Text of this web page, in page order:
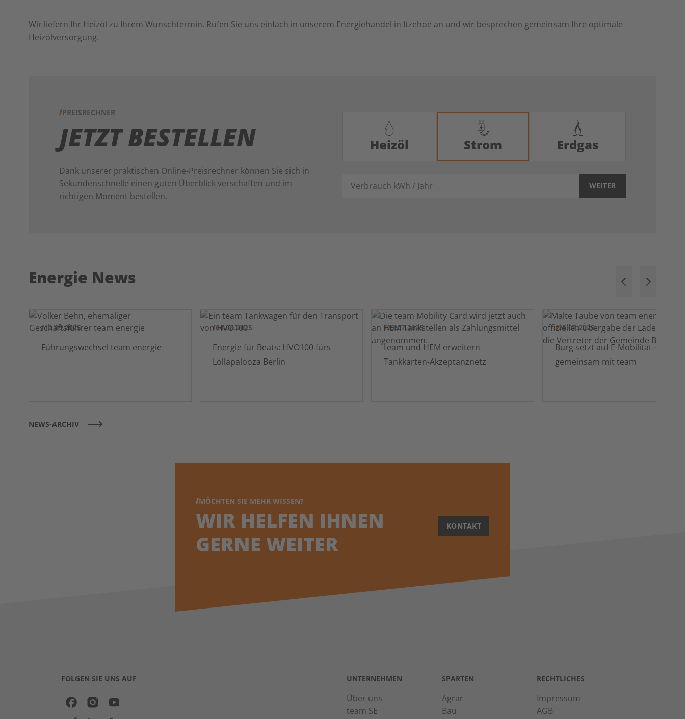
Wir liefern Ihr Heizöl zu Ihrem Wunschtermin. Rufen Sie uns einfach in unserem Energiehandel in Itzehoe an und wir besprechen gemeinsam Ihre optimale
Heizölversorgung.
PREISRECHNER
JETZT BESTELLEN
Dank unserer praktischen Online-Preisrechner können Sie sich in
Sekundenschnelle einen guten Überblick verschaffen und im
richtigen Moment bestellen.
Heizöl Strom Erdgas
WEITER
Energie News
12.09.2025
Führungswechsel team energie
04.08.2025
Energie für Beats: HVO100 fürs
Lollapalooza Berlin
29.07.2025
team und HEM erweitern
Tankkarten-Akzeptanznetz
25.07.2025
Burg setzt auf E-Mobilität –
gemeinsam mit team
NEWS-ARCHIV
MÖCHTEN SIE MEHR WISSEN?
WIR HELFEN IHNEN
GERNE WEITER
KONTAKT
FOLGEN SIE UNS AUF UNTERNEHMEN
Über uns
team SE
SPARTEN
Agrar
Bau
RECHTLICHES
Impressum
AGB